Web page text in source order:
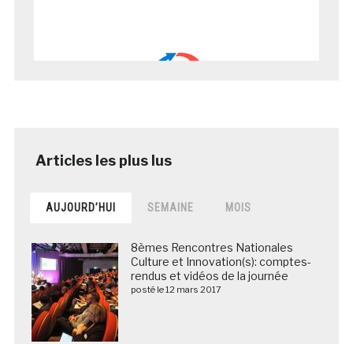
AUJOURD’HUI SEMAINE MOIS
8èmes Rencontres Nationales
Culture et Innovation(s): comptes-
rendus et vidéos de la journée
posté le 12 mars 2017